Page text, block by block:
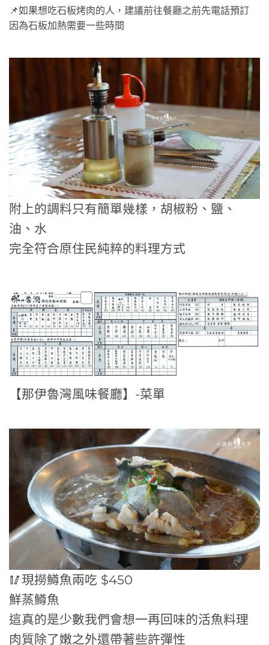
📌如果想吃石板烤肉的人，建議前往餐廳之前先電話預訂
因為石板加熱需要一些時間
附上的調料只有簡單幾樣，胡椒粉、鹽、
油、水
完全符合原住民純粹的料理方式
【那伊魯灣風味餐廳】-菜單
🥢現撈鱒魚兩吃 $450
鮮蒸鱒魚
這真的是少數我們會想一再回味的活魚料理
肉質除了嫩之外還帶著些許彈性